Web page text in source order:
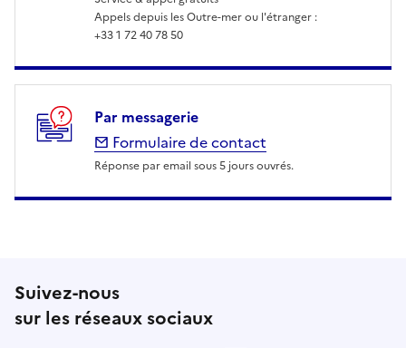
Appels depuis les Outre-mer ou l'étranger :
+33 1 72 40 78 50
Par messagerie
Formulaire de contact
Réponse par email sous 5 jours ouvrés.
Suivez-nous
sur les réseaux sociaux